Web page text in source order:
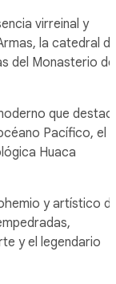
virreinal y
la catedral
del Monasterio de
que
Pacífico, el
Huaca
y artístico
y el legendario